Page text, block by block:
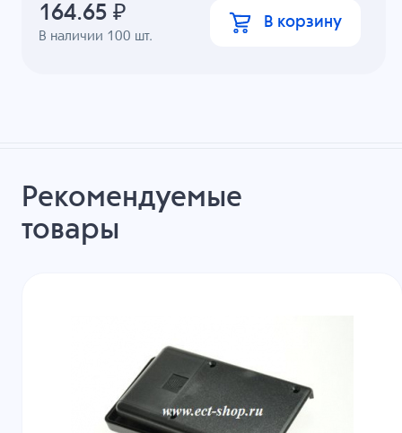
В наличии 100 шт.
164.65 ₽ В корзину
Рекомендуемые
товары